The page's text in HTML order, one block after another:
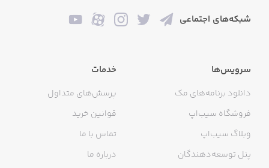
شبکه‌های اجتماعی
سرویس‌ها
دانلود برنامه‌های مک
فروشگاه سیب‌اپ
وبلاگ سیب‌اپ
پنل توسعه‌دهندگان
خدمات
پرسش‌های متداول
قوانین خرید
تماس با ما
درباره ما